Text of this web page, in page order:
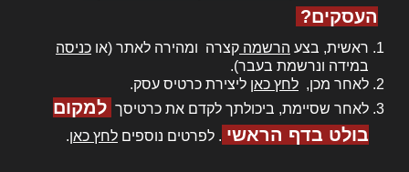
העסקים?
ראשית, בצע הרשמה קצרה ומהירה לאתר (או כניסה
במידה ונרשמת בעבר).
לאחר מכן, לחץ כאן ליצירת כרטיס עסק.
לאחר שסיימת, ביכולתך לקדם את כרטיסך למקום
בולט בדף הראשי . לפרטים נוספים לחץ כאן.